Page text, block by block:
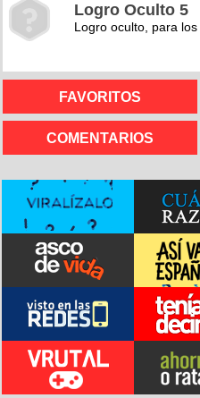
Logro Oculto 5
Logro oculto, para
FAVORITOS
COMENTARIOS